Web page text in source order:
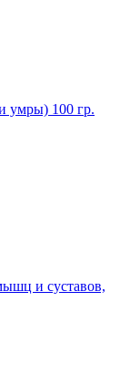
умры) 100 гр.